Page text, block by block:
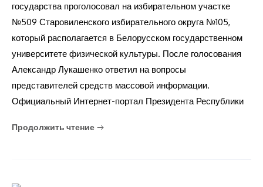
государства проголосовал на избирательном участке
№509 Старовиленского избирательного округа №105,
который располагается в Белорусском государственном
университете физической культуры. После голосования
Александр Лукашенко ответил на вопросы
представителей средств массовой информации.
Официальный Интернет-портал Президента Республики
Продолжить чтение